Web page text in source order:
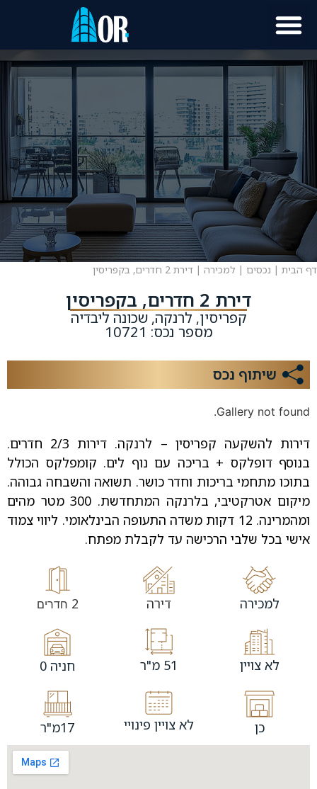
דף הבית | נכסים | למכירה | דירת 2 חדרים, בקפריסין
דירת 2 חדרים, בקפריסין
קפריסין, לרנקה, שכונה ליבדיה
מספר נכס: 10721
שיתוף נכס
דירות להשקעה קפריסין – לרנקה. דירות 2/3 חדרים.
בנוסף דופלקס + בריכה עם נוף לים. קומפלקס הכולל
בתוכו מתחמי בריכות וחדר כושר. תשואה והשבחה גבוהה.
מיקום אטרקטיבי, בלרנקה המתחדשת. 300 מטר מהים
ומהמרינה. 12 דקות משדה התעופה הבינלאומי. ליווי צמוד
אישי בכל שלבי הרכישה עד לקבלת מפתח.
למכירה דירה 2 חדרים
לא צויין 51 מ"ר חניה 0
כן לא צויין פינויי 17מ"ר
Gallery not found.